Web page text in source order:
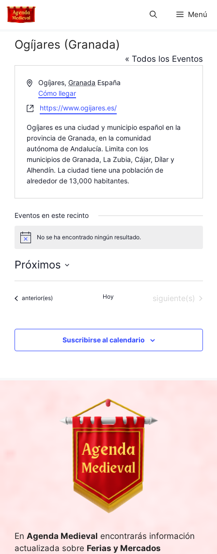
Saltar
Menú
Ogíjares (Granada)
« Todos los Eventos
D
r
e
c
c
i
ó
n
Ogíjares, Granada España
Cómo llegar
W
b
s
i
t
e
https://www.ogijares.es/
Ogíjares es una ciudad y municipio español en la
provincia de Granada, en la comunidad
autónoma de Andalucía. Limita con los
municipios de Granada, La Zubia, Cájar, Dílar y
Alhendín. La ciudad tiene una población de
alrededor de 13,000 habitantes.
Eventos en este recinto
s
No se ha encontrado ningún resultado.
Próximos
S
l
c
i
Eventos
anterior(es) Hoy Eventos
siguiente(s)
Suscribirse al calendario
En Agenda Medieval encontrarás información
actualizada sobre Ferias y Mercados